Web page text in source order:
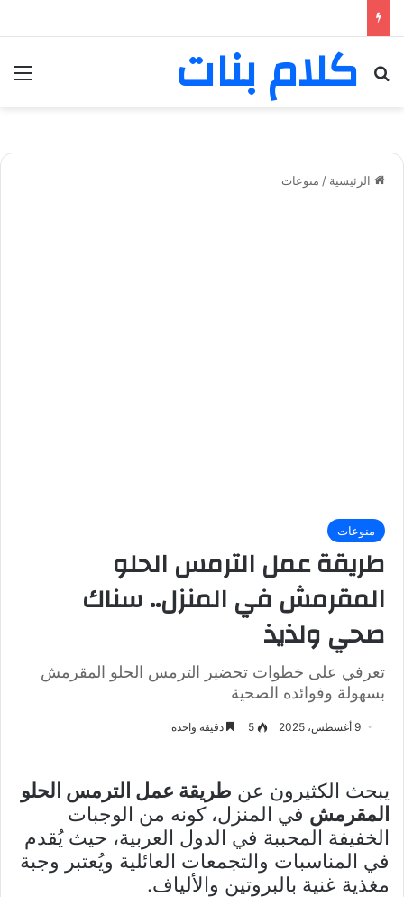
كلام بنات
بحث عن
الرئيسية / منوعات
منوعات
طريقة عمل الترمس الحلو
المقرمش في المنزل.. سناك
صحي ولذيذ
تعرفي على خطوات تحضير الترمس الحلو المقرمش
بسهولة وفوائده الصحية
9 أغسطس، 2025 5 دقيقة واحدة
يبحث الكثيرون عن طريقة عمل الترمس الحلو
المقرمش في المنزل، كونه من الوجبات
الخفيفة المحببة في الدول العربية، حيث يُقدم
في المناسبات والتجمعات العائلية ويُعتبر وجبة
مغذية غنية بالبروتين والألياف.